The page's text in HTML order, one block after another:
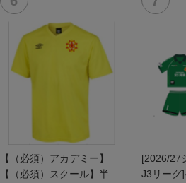
【（必須）アカデミー】
【（必須）スクール】半袖
[2026/27
J3リーグ]